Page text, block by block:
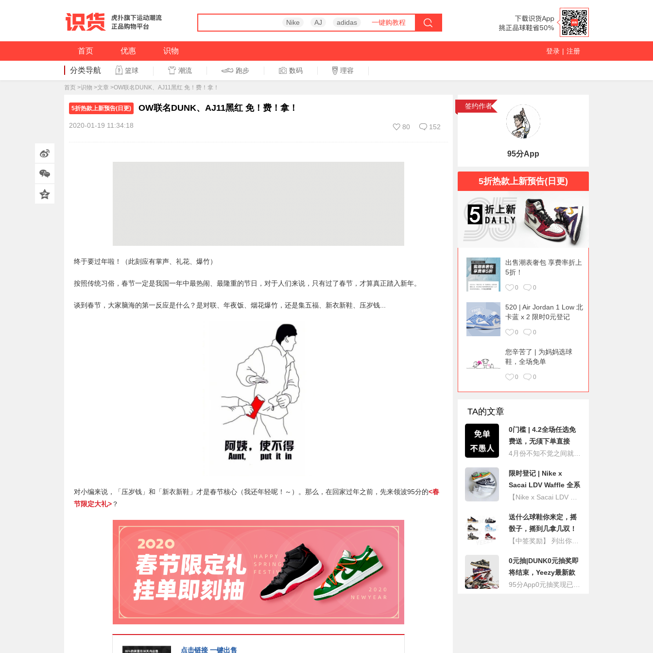
Nike AJ adidas 一键购教程
首页 优惠 识物 登录 | 注册
分类导航 篮球 潮流 跑步 数码 理容
首页 >识物 >文章 >OW联名DUNK、AJ11黑红 免！费！拿！
5折热款上新预告(日更) OW联名DUNK、AJ11黑红 免！费！拿！
2020-01-19 11:34:18 80 152
终于要过年啦！（此刻应有掌声、礼花、爆竹）
按照传统习俗，春节一定是我国一年中最热闹、最隆重的节日，对于人们来说，只有过了春节，才算真正踏入新年。
谈到春节，大家脑海的第一反应是什么？是对联、年夜饭、烟花爆竹，还是集五福、新衣新鞋、压岁钱...
对小编来说，「压岁钱」和「新衣新鞋」 才是春节核心（我还年轻呢！～）。那么，在回家过年之前，先来领波95分的<春
节限定大礼> ？
点击链接 一键出售
签约作者
95分App
5折热款上新预告(日更)
出售潮表奢包 享费率折上
5折！
0 0
520 | Air Jordan 1 Low 北
卡蓝 x 2 限时0元登记
0 0
您辛苦了 | 为妈妈选球
鞋，全场免单
0 0
TA的文章
0门槛 | 4.2全场任选免
费送，无须下单直接
送！
4月份不知不觉之间就到来了！ 但是送球鞋不能停！4.2 全场任选 免单不愚人 怕你们误会是4.1愚人节开玩笑 故意把活动延迟一天开始 只是想告诉小伙伴们 送球鞋，我们是认真的
限时登记 | Nike x
Sacai LDV Waffle 全系
列
【Nike x Sacai LDV Waffle 全系列限时登记】 选择尺码 35.5/36/36.5/37.5/38/38.5/39/40/40.5/41/42/42.5/43/44/44.5/45/45.5/46 截止登记 4月2日15:00
送什么球鞋你来定，摇
骰子，摇到几拿几双！
还可多摇！
【中签奖励】 列出你的球鞋愿望清单 摇到几，就在球鞋愿望清单里免费挑几双拿走！ 抽取1人，随意挑选，尺码不限 AJ倒钩，YEEZY、匡威任你选，价格不限！还可多摇！
0元抽|DUNK0元抽奖即
将结束，Yeezy最新款
上线在即！
95分App0元抽奖现已上线，热门爆款、全新发售、经典好鞋不定期突袭，最高可集百个抽奖码！中奖概率大大提升！ 本期DUNK0元登记即将开奖，还没有集齐抽奖码？点击下方链接，即刻前往App，这一次，欧皇就是你！